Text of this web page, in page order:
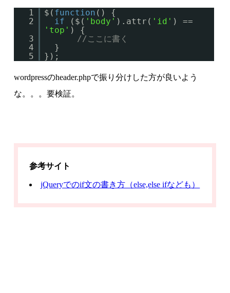
1 $( function () {
2
if ($( 'body' ).attr( 'id' ) ==
'top' ) {
3
//ここに書く
4
}
5
});
wordpressのheader.phpで振り分けした方が良いよう
な。。。要検証。
参考サイト
jQueryでのif文の書き方（else,else ifなども）